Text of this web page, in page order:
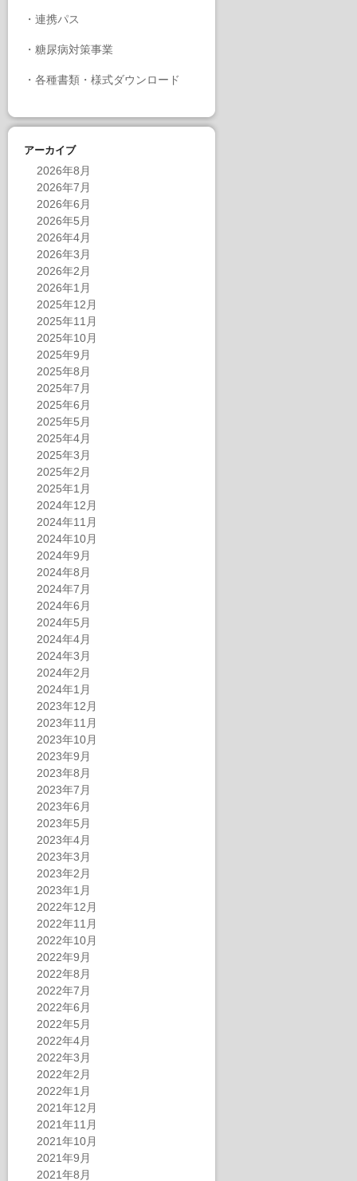
・ 連携パス
・ 糖尿病対策事業
・ 各種書類・様式ダウンロード
アーカイブ
2026年8月
2026年7月
2026年6月
2026年5月
2026年4月
2026年3月
2026年2月
2026年1月
2025年12月
2025年11月
2025年10月
2025年9月
2025年8月
2025年7月
2025年6月
2025年5月
2025年4月
2025年3月
2025年2月
2025年1月
2024年12月
2024年11月
2024年10月
2024年9月
2024年8月
2024年7月
2024年6月
2024年5月
2024年4月
2024年3月
2024年2月
2024年1月
2023年12月
2023年11月
2023年10月
2023年9月
2023年8月
2023年7月
2023年6月
2023年5月
2023年4月
2023年3月
2023年2月
2023年1月
2022年12月
2022年11月
2022年10月
2022年9月
2022年8月
2022年7月
2022年6月
2022年5月
2022年4月
2022年3月
2022年2月
2022年1月
2021年12月
2021年11月
2021年10月
2021年9月
2021年8月